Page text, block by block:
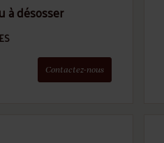
à désosser
Contactez-nous